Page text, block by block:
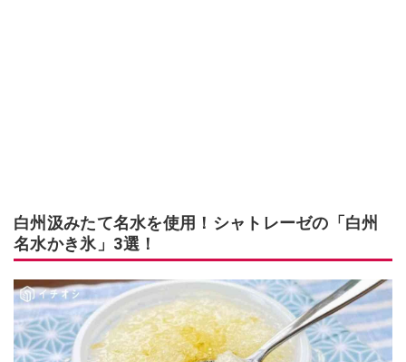
白州汲みたて名水を使用！シャトレーゼの「白州
名水かき氷」3選！